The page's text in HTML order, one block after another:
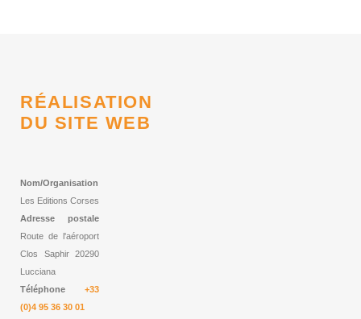
RÉALISATION
DU SITE WEB
Nom/Organisation
Les Editions Corses
Adresse postale
Route de l'aéroport
Clos Saphir 20290
Lucciana
Téléphone
+33
(0)4 95 36 30 01